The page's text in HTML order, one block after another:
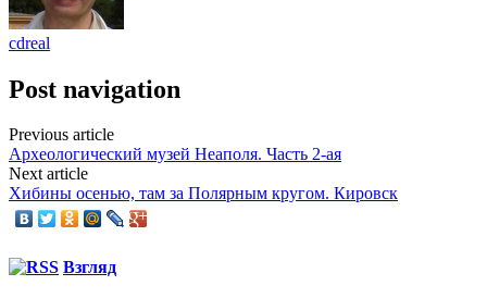
cdreal
Post navigation
Previous article
Археологический музей Неаполя. Часть 2-ая
Next article
Хибины осенью, там за Полярным кругом. Кировск
Взгляд